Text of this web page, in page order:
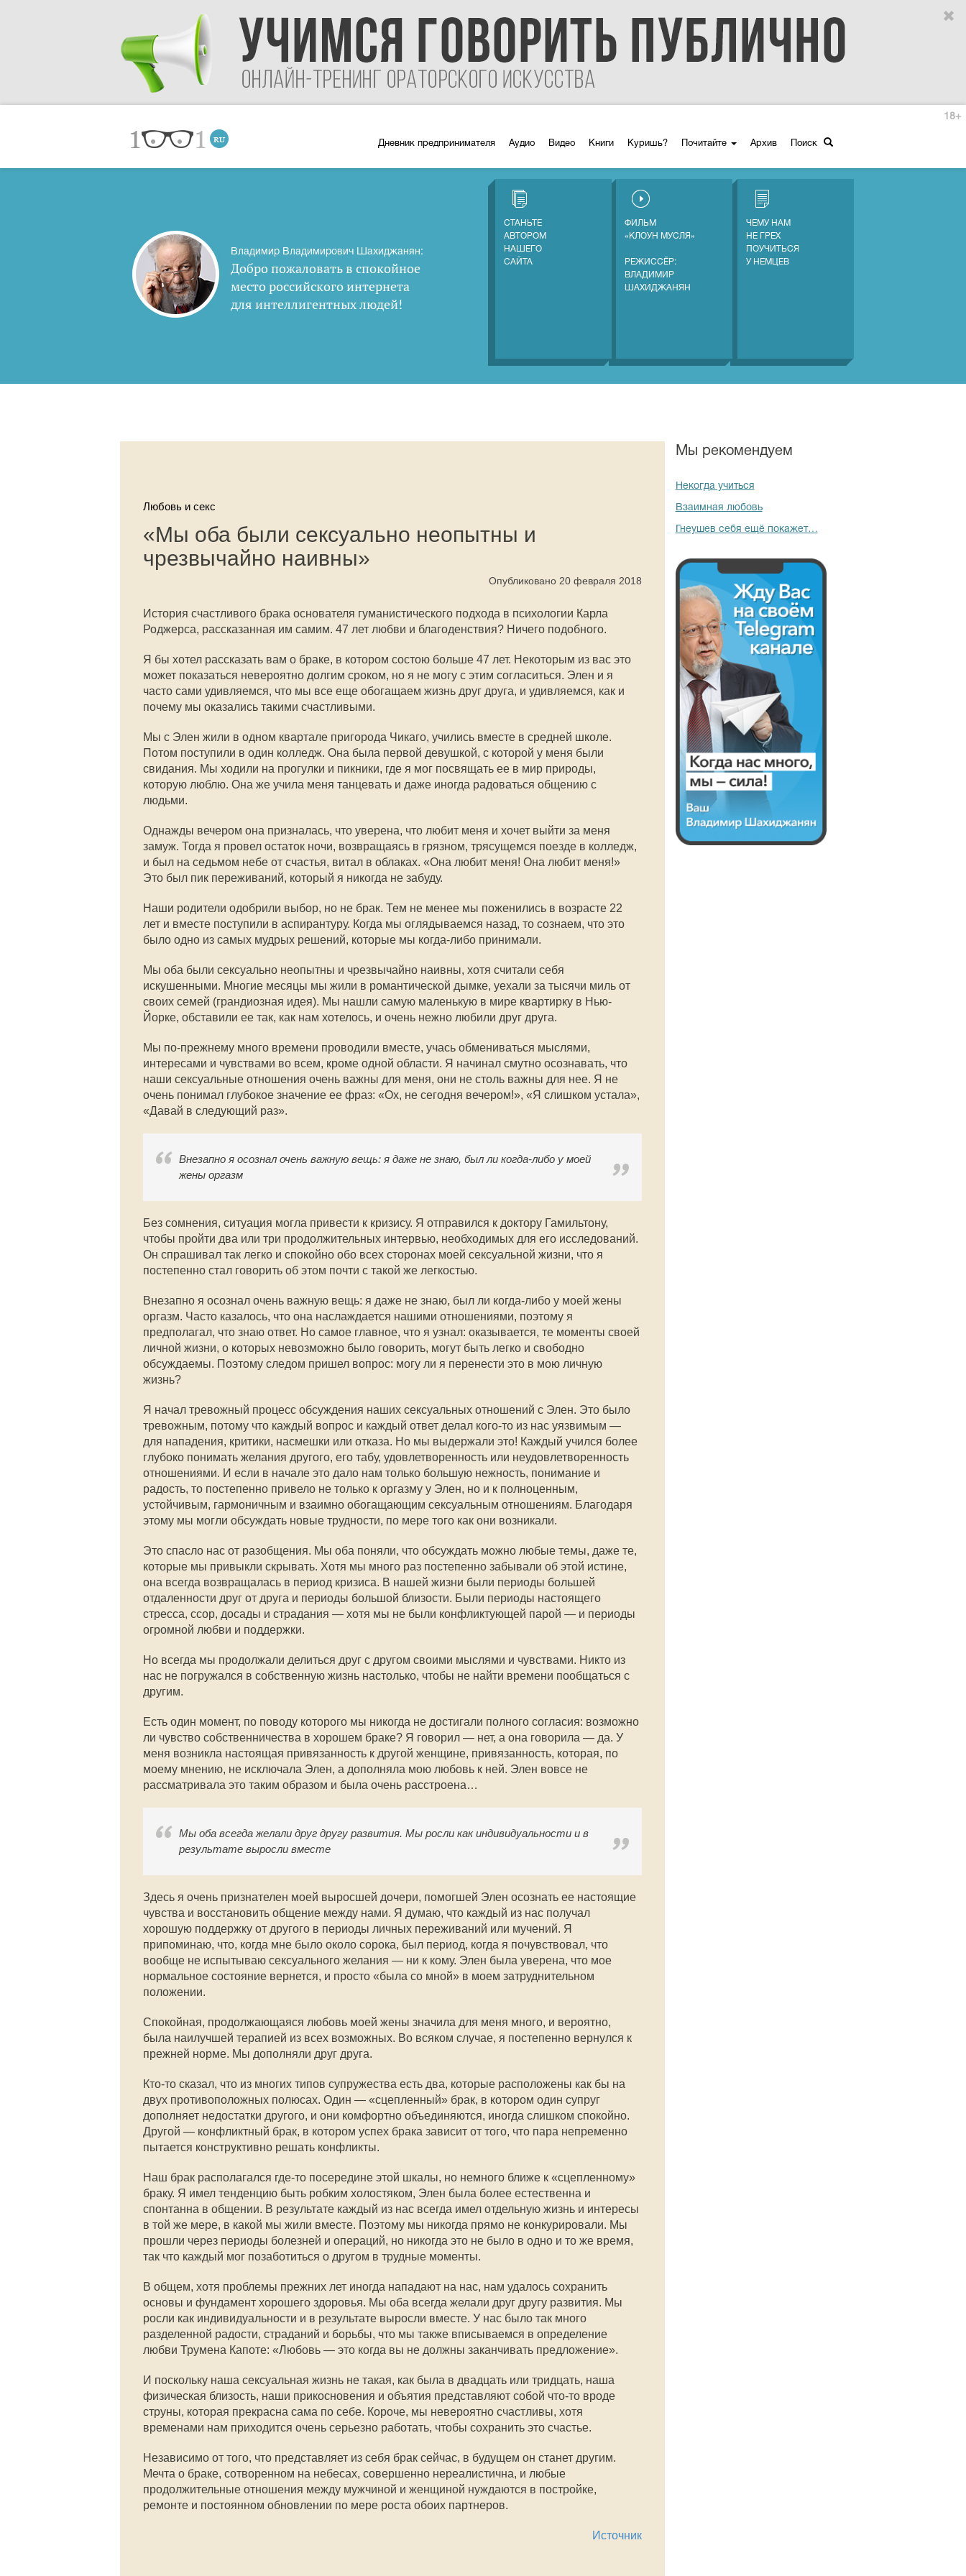
Дневник предпринимателя Аудио Видео Книги Куришь? Почитайте Архив Поиск
18+
Владимир Владимирович Шахиджанян:
Добро пожаловать в спокойное
место российского интернета
для интеллигентных людей!
СТАНЬТЕ
АВТОРОМ
НАШЕГО
САЙТА
ФИЛЬМ
«КЛОУН МУСЛЯ»
РЕЖИССЁР:
ВЛАДИМИР
ШАХИДЖАНЯН
ЧЕМУ НАМ
НЕ ГРЕХ
ПОУЧИТЬСЯ
У НЕМЦЕВ
Любовь и секс
«Мы оба были сексуально неопытны и
чрезвычайно наивны»
Опубликовано 20 февраля 2018
История счастливого брака основателя гуманистического подхода в психологии Карла
Роджерса, рассказанная им самим. 47 лет любви и благоденствия? Ничего подобного.
Я бы хотел рассказать вам о браке, в котором состою больше 47 лет. Некоторым из вас это
может показаться невероятно долгим сроком, но я не могу с этим согласиться. Элен и я
часто сами удивляемся, что мы все еще обогащаем жизнь друг друга, и удивляемся, как и
почему мы оказались такими счастливыми.
Мы с Элен жили в одном квартале пригорода Чикаго, учились вместе в средней школе.
Потом поступили в один колледж. Она была первой девушкой, с которой у меня были
свидания. Мы ходили на прогулки и пикники, где я мог посвящать ее в мир природы,
которую люблю. Она же учила меня танцевать и даже иногда радоваться общению с
людьми.
Однажды вечером она призналась, что уверена, что любит меня и хочет выйти за меня
замуж. Тогда я провел остаток ночи, возвращаясь в грязном, трясущемся поезде в колледж,
и был на седьмом небе от счастья, витал в облаках. «Она любит меня! Она любит меня!»
Это был пик переживаний, который я никогда не забуду.
Наши родители одобрили выбор, но не брак. Тем не менее мы поженились в возрасте 22
лет и вместе поступили в аспирантуру. Когда мы оглядываемся назад, то сознаем, что это
было одно из самых мудрых решений, которые мы когда-либо принимали.
Мы оба были сексуально неопытны и чрезвычайно наивны, хотя считали себя
искушенными. Многие месяцы мы жили в романтической дымке, уехали за тысячи миль от
своих семей (грандиозная идея). Мы нашли самую маленькую в мире квартирку в Нью-
Йорке, обставили ее так, как нам хотелось, и очень нежно любили друг друга.
Мы по-прежнему много времени проводили вместе, учась обмениваться мыслями,
интересами и чувствами во всем, кроме одной области. Я начинал смутно осознавать, что
наши сексуальные отношения очень важны для меня, они не столь важны для нее. Я не
очень понимал глубокое значение ее фраз: «Ох, не сегодня вечером!», «Я слишком устала»,
«Давай в следующий раз».
Внезапно я осознал очень важную вещь: я даже не знаю, был ли когда-либо у моей
жены оргазм
Без сомнения, ситуация могла привести к кризису. Я отправился к доктору Гамильтону,
чтобы пройти два или три продолжительных интервью, необходимых для его исследований.
Он спрашивал так легко и спокойно обо всех сторонах моей сексуальной жизни, что я
постепенно стал говорить об этом почти с такой же легкостью.
Внезапно я осознал очень важную вещь: я даже не знаю, был ли когда-либо у моей жены
оргазм. Часто казалось, что она наслаждается нашими отношениями, поэтому я
предполагал, что знаю ответ. Но самое главное, что я узнал: оказывается, те моменты своей
личной жизни, о которых невозможно было говорить, могут быть легко и свободно
обсуждаемы. Поэтому следом пришел вопрос: могу ли я перенести это в мою личную
жизнь?
Я начал тревожный процесс обсуждения наших сексуальных отношений с Элен. Это было
тревожным, потому что каждый вопрос и каждый ответ делал кого-то из нас уязвимым —
для нападения, критики, насмешки или отказа. Но мы выдержали это! Каждый учился более
глубоко понимать желания другого, его табу, удовлетворенность или неудовлетворенность
отношениями. И если в начале это дало нам только большую нежность, понимание и
радость, то постепенно привело не только к оргазму у Элен, но и к полноценным,
устойчивым, гармоничным и взаимно обогащающим сексуальным отношениям. Благодаря
этому мы могли обсуждать новые трудности, по мере того как они возникали.
Это спасло нас от разобщения. Мы оба поняли, что обсуждать можно любые темы, даже те,
которые мы привыкли скрывать. Хотя мы много раз постепенно забывали об этой истине,
она всегда возвращалась в период кризиса. В нашей жизни были периоды большей
отдаленности друг от друга и периоды большой близости. Были периоды настоящего
стресса, ссор, досады и страдания — хотя мы не были конфликтующей парой — и периоды
огромной любви и поддержки.
Но всегда мы продолжали делиться друг с другом своими мыслями и чувствами. Никто из
нас не погружался в собственную жизнь настолько, чтобы не найти времени пообщаться с
другим.
Есть один момент, по поводу которого мы никогда не достигали полного согласия: возможно
ли чувство собственничества в хорошем браке? Я говорил — нет, а она говорила — да. У
меня возникла настоящая привязанность к другой женщине, привязанность, которая, по
моему мнению, не исключала Элен, а дополняла мою любовь к ней. Элен вовсе не
рассматривала это таким образом и была очень расстроена…
Мы оба всегда желали друг другу развития. Мы росли как индивидуальности и в
результате выросли вместе
Здесь я очень признателен моей выросшей дочери, помогшей Элен осознать ее настоящие
чувства и восстановить общение между нами. Я думаю, что каждый из нас получал
хорошую поддержку от другого в периоды личных переживаний или мучений. Я
припоминаю, что, когда мне было около сорока, был период, когда я почувствовал, что
вообще не испытываю сексуального желания — ни к кому. Элен была уверена, что мое
нормальное состояние вернется, и просто «была со мной» в моем затруднительном
положении.
Спокойная, продолжающаяся любовь моей жены значила для меня много, и вероятно,
была наилучшей терапией из всех возможных. Во всяком случае, я постепенно вернулся к
прежней норме. Мы дополняли друг друга.
Кто-то сказал, что из многих типов супружества есть два, которые расположены как бы на
двух противоположных полюсах. Один — «сцепленный» брак, в котором один супруг
дополняет недостатки другого, и они комфортно объединяются, иногда слишком спокойно.
Другой — конфликтный брак, в котором успех брака зависит от того, что пара непременно
пытается конструктивно решать конфликты.
Наш брак располагался где-то посередине этой шкалы, но немного ближе к «сцепленному»
браку. Я имел тенденцию быть робким холостяком, Элен была более естественна и
спонтанна в общении. В результате каждый из нас всегда имел отдельную жизнь и интересы
в той же мере, в какой мы жили вместе. Поэтому мы никогда прямо не конкурировали. Мы
прошли через периоды болезней и операций, но никогда это не было в одно и то же время,
так что каждый мог позаботиться о другом в трудные моменты.
В общем, хотя проблемы прежних лет иногда нападают на нас, нам удалось сохранить
основы и фундамент хорошего здоровья. Мы оба всегда желали друг другу развития. Мы
росли как индивидуальности и в результате выросли вместе. У нас было так много
разделенной радости, страданий и борьбы, что мы также вписываемся в определение
любви Трумена Капоте: «Любовь — это когда вы не должны заканчивать предложение».
И поскольку наша сексуальная жизнь не такая, как была в двадцать или тридцать, наша
физическая близость, наши прикосновения и объятия представляют собой что-то вроде
струны, которая прекрасна сама по себе. Короче, мы невероятно счастливы, хотя
временами нам приходится очень серьезно работать, чтобы сохранить это счастье.
Независимо от того, что представляет из себя брак сейчас, в будущем он станет другим.
Мечта о браке, сотворенном на небесах, совершенно нереалистична, и любые
продолжительные отношения между мужчиной и женщиной нуждаются в постройке,
ремонте и постоянном обновлении по мере роста обоих партнеров.
Источник
Мы рекомендуем
Некогда учиться
Взаимная любовь
Гнеушев себя ещё покажет…